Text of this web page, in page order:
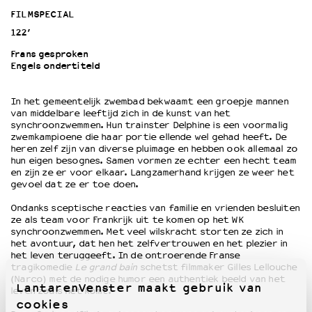
LantarenVenster maakt gebruik van
cookies
OVER LANTARENVENSTER
Wat we doen
Werken bij
Word vriend
Historie
Partners
Huisregels
Privacyverklaring
Integriteits- en gedragscode
Duurzaamheid
Culturele boycot Israël
Ruimte voor artistieke vrijheid – VNPF
FILMSPECIAL
122’
Frans gesproken
Engels ondertiteld
In het gemeentelijk zwembad bekwaamt een groepje mannen
van middelbare leeftijd zich in de kunst van het
synchroonzwemmen. Hun trainster Delphine is een voormalig
zwemkampioene die haar portie ellende wel gehad heeft. De
heren zelf zijn van diverse pluimage en hebben ook allemaal zo
hun eigen besognes. Samen vormen ze echter een hecht team
en zijn ze er voor elkaar. Langzamerhand krijgen ze weer het
gevoel dat ze er toe doen.
Ondanks sceptische reacties van familie en vrienden besluiten
ze als team voor Frankrijk uit te komen op het WK
synchroonzwemmen. Met veel wilskracht storten ze zich in
het avontuur, dat hen het zelfvertrouwen en het plezier in
het leven teruggeeft. In de ontroerende Franse
tragikomedie Le grand bainschetst filmmaker Gilles Lellouche
(Narco) met de nodige humor een authentiek beeld van het
leven zoals het komt.